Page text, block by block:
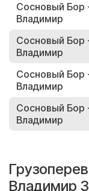
Сосновый Бор
Владимир
Сосновый Бор
Владимир
Сосновый Бор
Владимир
Сосновый Бор
Владимир
Владимир